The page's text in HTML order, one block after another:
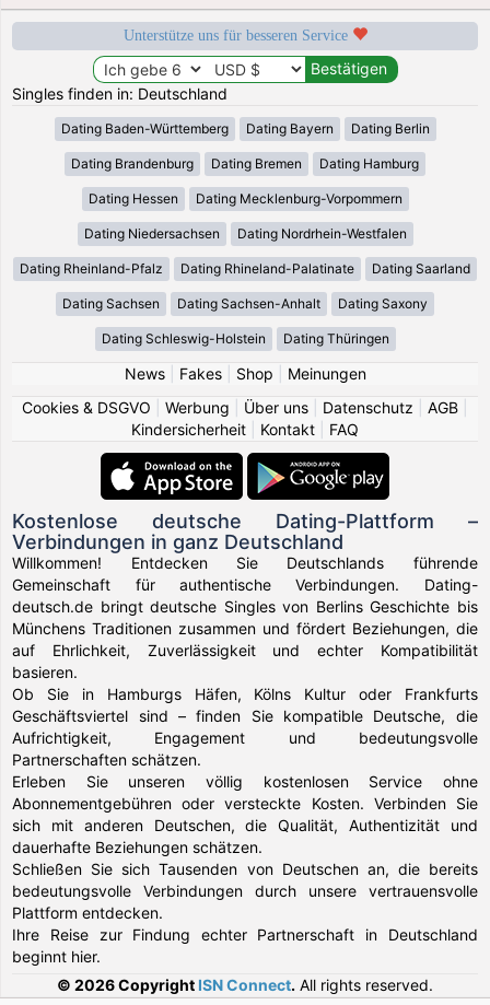
Unterstütze uns für besseren Service
Singles finden in: Deutschland
Dating Baden-Württemberg Dating Bayern Dating Berlin
Dating Brandenburg Dating Bremen Dating Hamburg
Dating Hessen Dating Mecklenburg-Vorpommern
Dating Niedersachsen Dating Nordrhein-Westfalen
Dating Rheinland-Pfalz Dating Rhineland-Palatinate Dating Saarland
Dating Sachsen Dating Sachsen-Anhalt Dating Saxony
Dating Schleswig-Holstein Dating Thüringen
News| Fakes| Shop
Meinungen
Cookies & DSGVO
Werbung Über uns Datenschutz AGB
Kindersicherheit
Kontakt FAQ
Kostenlose deutsche Dating-Plattform –
Verbindungen in ganz Deutschland
Willkommen! Entdecken Sie Deutschlands führende
Gemeinschaft für authentische Verbindungen. Dating-
deutsch.de bringt deutsche Singles von Berlins Geschichte bis
Münchens Traditionen zusammen und fördert Beziehungen, die
auf Ehrlichkeit, Zuverlässigkeit und echter Kompatibilität
basieren.
Ob Sie in Hamburgs Häfen, Kölns Kultur oder Frankfurts
Geschäftsviertel sind – finden Sie kompatible Deutsche, die
Aufrichtigkeit, Engagement und bedeutungsvolle
Partnerschaften schätzen.
Erleben Sie unseren völlig kostenlosen Service ohne
Abonnementgebühren oder versteckte Kosten. Verbinden Sie
sich mit anderen Deutschen, die Qualität, Authentizität und
dauerhafte Beziehungen schätzen.
Schließen Sie sich Tausenden von Deutschen an, die bereits
bedeutungsvolle Verbindungen durch unsere vertrauensvolle
Plattform entdecken.
Ihre Reise zur Findung echter Partnerschaft in Deutschland
beginnt hier.
© 2026 Copyright ISN Connect. All rights reserved.